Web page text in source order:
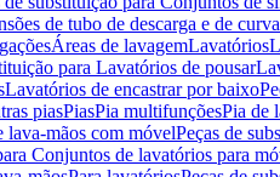
de tubo de descarga e de
Áreas de lavagemLavatórios
para Lavatórios de pousar
Lavatórios de encastrar por baixo
piasPiasPia multifunçõesPia de
lava-mãos com móvelPeças de
Conjuntos de lavatórios para